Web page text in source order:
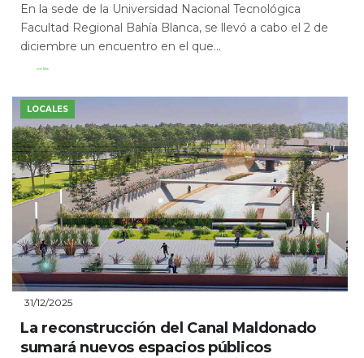
En la sede de la Universidad Nacional Tecnológica
Facultad Regional Bahía Blanca, se llevó a cabo el 2 de
diciembre un encuentro en el que...
Leer Más
LOCALES
31/12/2025
La reconstrucción del Canal Maldonado
sumará nuevos espacios públicos